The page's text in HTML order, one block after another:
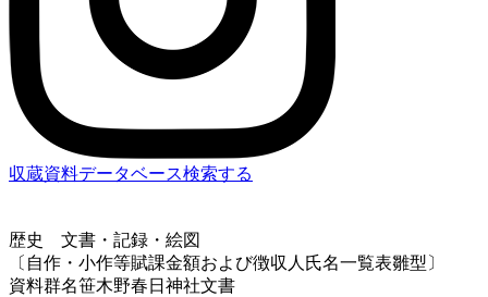
収蔵資料データベース検索する
歴史
文書・記録・絵図
〔自作・小作等賦課金額および徴収人氏名一覧表雛型〕
資料群名笹木野春日神社文書